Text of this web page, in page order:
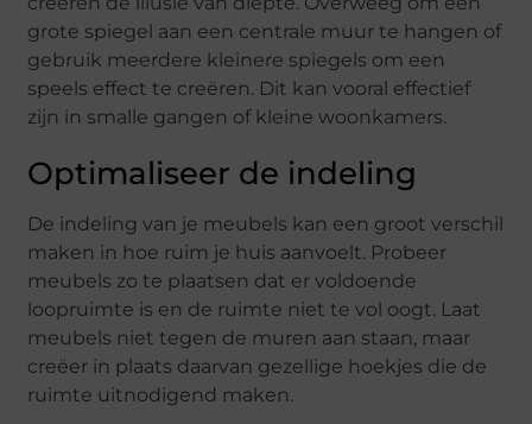
grote spiegel aan een centrale muur te hangen of
gebruik meerdere kleinere spiegels om een
speels effect te creëren. Dit kan vooral effectief
zijn in smalle gangen of kleine woonkamers.
Optimaliseer de indeling
De indeling van je meubels kan een groot verschil
maken in hoe ruim je huis aanvoelt. Probeer
meubels zo te plaatsen dat er voldoende
loopruimte is en de ruimte niet te vol oogt. Laat
meubels niet tegen de muren aan staan, maar
creëer in plaats daarvan gezellige hoekjes die de
ruimte uitnodigend maken.